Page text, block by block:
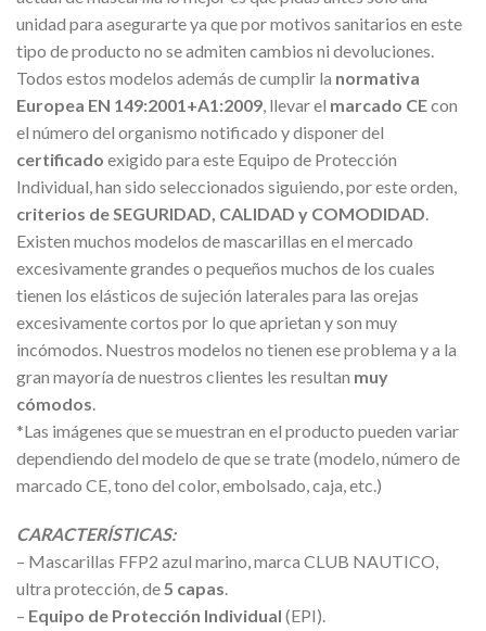
unidad para asegurarte ya que por motivos sanitarios en este
tipo de producto no se admiten cambios ni devoluciones.
Todos estos modelos además de cumplir la normativa
Europea EN 149:2001+A1:2009 , llevar el marcado CEcon
el número del organismo notificado y disponer del
certificado exigido para este Equipo de Protección
Individual, han sido seleccionados siguiendo, por este orden,
criterios de SEGURIDAD, CALIDAD y COMODIDAD
Existen muchos modelos de mascarillas en el mercado
excesivamente grandes o pequeños muchos de los cuales
tienen los elásticos de sujeción laterales para las orejas
excesivamente cortos por lo que aprietan y son muy
incómodos. Nuestros modelos no tienen ese problema y a la
gran mayoría de nuestros clientes les resultan muy
cómodos
*Las imágenes que se muestran en el producto pueden variar
dependiendo del modelo de que se trate (modelo, número de
marcado CE, tono del color, embolsado, caja, etc.)
CARACTERÍSTICAS:
– Mascarillas FFP2 azul marino, marca CLUB NAUTICO,
ultra protección, de5 capas.
– Equipo de Protección Individual (EPI).